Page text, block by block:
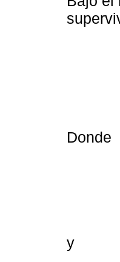
Donde
y